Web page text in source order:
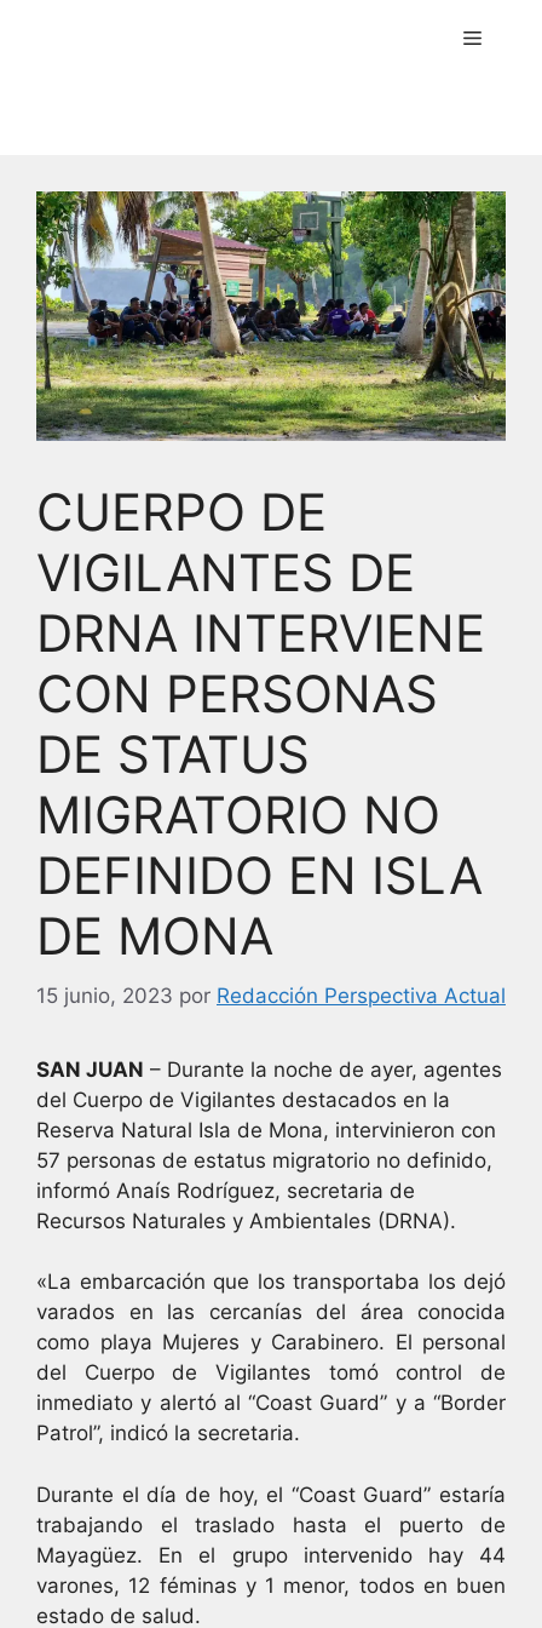
Menú
CUERPO DE
VIGILANTES DE
DRNA INTERVIENE
CON PERSONAS
DE STATUS
MIGRATORIO NO
DEFINIDO EN ISLA
DE MONA
15 junio, 2023 por Redacción Perspectiva Actual
SAN JUAN – Durante la noche de ayer, agentes
del Cuerpo de Vigilantes destacados en la
Reserva Natural Isla de Mona, intervinieron con
57 personas de estatus migratorio no definido,
informó Anaís Rodríguez, secretaria de
Recursos Naturales y Ambientales (DRNA).
«La embarcación que los transportaba los dejó
varados en las cercanías del área conocida
como playa Mujeres y Carabinero. El personal
del Cuerpo de Vigilantes tomó control de
inmediato y alertó al “Coast Guard” y a “Border
Patrol”, indicó la secretaria.
Durante el día de hoy, el “Coast Guard” estaría
trabajando el traslado hasta el puerto de
Mayagüez. En el grupo intervenido hay 44
varones, 12 féminas y 1 menor, todos en buen
estado de salud.